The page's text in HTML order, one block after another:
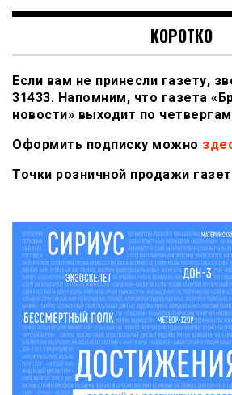
КОРОТКО
Если вам не принесли газету,
31433. Напомним, что газета
новости» выходит по
Оформить подписку можно
Точки розничной продажи